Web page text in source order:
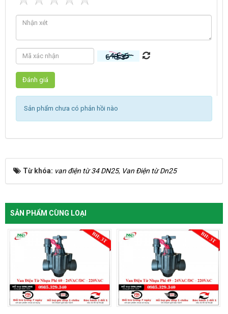
Sản phẩm chưa có phản hồi nào
Từ khóa: van điện từ 34 DN25, Van Điện từ Dn25
SẢN PHẨM CÙNG LOẠI